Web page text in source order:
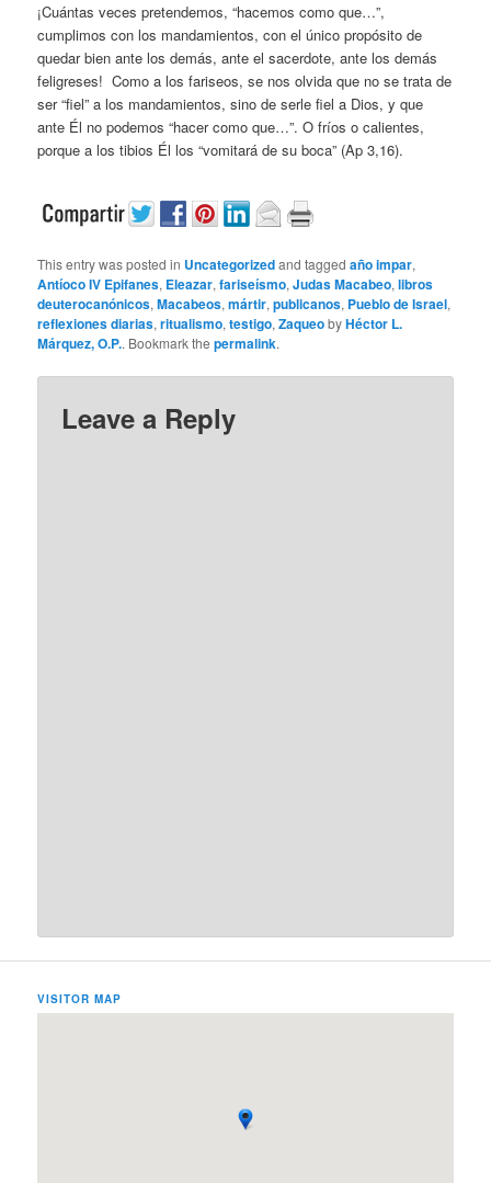
¡Cuántas veces pretendemos, “hacemos como que…”,
cumplimos con los mandamientos, con el único propósito de
quedar bien ante los demás, ante el sacerdote, ante los demás
feligreses! Como a los fariseos, se nos olvida que no se trata de
ser “fiel” a los mandamientos, sino de serle fiel a Dios, y que
ante Él no podemos “hacer como que…”. O fríos o calientes,
porque a los tibios Él los “vomitará de su boca” (Ap 3,16).
This entry was posted in Uncategorizedand taggedaño impar,
Antíoco IV Epifanes, Eleazar,fariseísmo,Judas Macabeo,libros
deuterocanónicos,Macabeos,mártir,publicanos, Pueblo de Israel,
reflexiones diarias,ritualismo,testigo,ZaqueobyHéctor L.
Márquez, O.P.. Bookmark thepermalink.
Leave a Reply
VISITOR MAP